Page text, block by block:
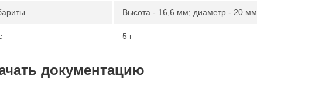
Высота - 16,6 мм; диаметр - 20 мм
5 г
документацию